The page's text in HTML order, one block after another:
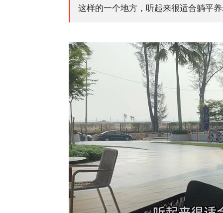
这样的一个地方，听起来很适合躺平